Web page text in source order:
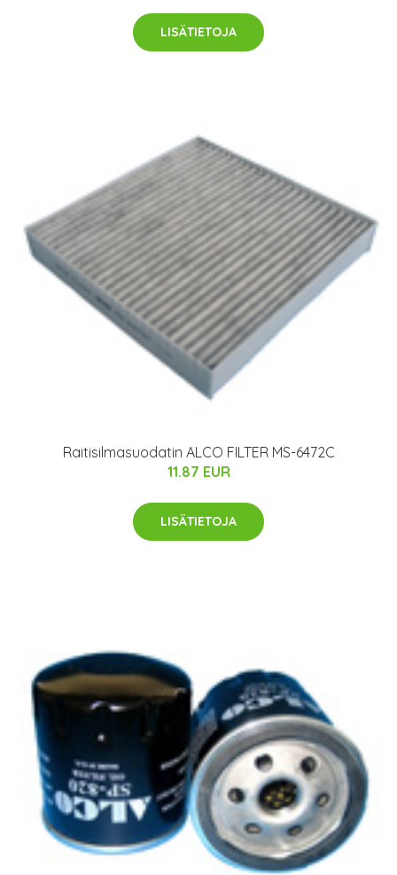
LISÄTIETOJA
Raitisilmasuodatin ALCO FILTER MS-6472C
11.87 EUR
LISÄTIETOJA